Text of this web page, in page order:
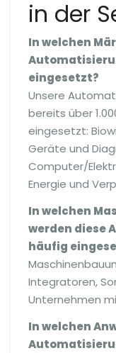
in der
In welchen
eingesetzt?
Unsere
bereits über
eingesetzt:
Geräte und
Computer/
Energie und
In welchen
werden diese
häufig
Integratoren,
Unternehmen
In welchen